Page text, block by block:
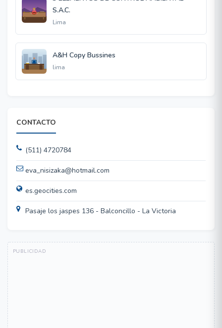
S.A.C.
Lima
A&H Copy Bussines
lima
CONTACTO
(511) 4720784
eva_nisizaka@hotmail.com
es.geocities.com
Pasaje los jaspes 136 - Balconcillo - La Victoria